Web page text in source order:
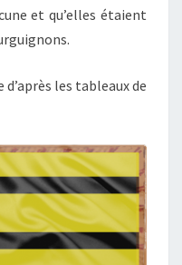
et qu’elles étaient
les tableaux de